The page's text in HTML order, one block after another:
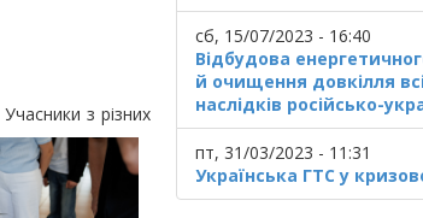
з різних
сб, 15/07/2023 - 16:40
Відбудова
й очищення довкілля
наслідків російсько-
пт, 31/03/2023 - 11:31
Українська ГТС у